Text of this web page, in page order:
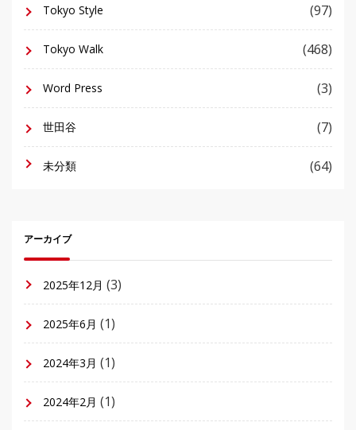
Tokyo Style (97)
Tokyo Walk (468)
Word Press (3)
世田谷 (7)
未分類 (64)
アーカイブ
2025年12月 (3)
2025年6月 (1)
2024年3月 (1)
2024年2月 (1)